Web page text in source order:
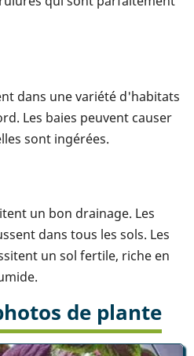
dans une variété d'habitats
Les baies peuvent causer
sont ingérées.
un bon drainage. Les
dans tous les sols. Les
un sol fertile, riche en
de plante